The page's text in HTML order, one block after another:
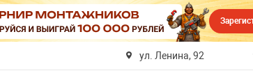
ул. Ленина, 92